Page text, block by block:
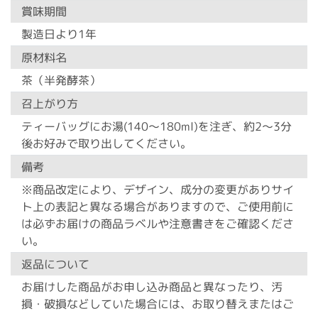
賞味期間
製造日より1年
原材料名
茶（半発酵茶）
召上がり方
ティーバッグにお湯(140～180ml)を注ぎ、約2～3分
後お好みで取り出してください。
備考
※商品改定により、デザイン、成分の変更がありサイ
ト上の表記と異なる場合がありますので、ご使用前に
は必ずお届けの商品ラベルや注意書きをご確認くださ
い。
返品について
お届けした商品がお申し込み商品と異なったり、汚
損・破損などしていた場合には、お取り替えまたはご